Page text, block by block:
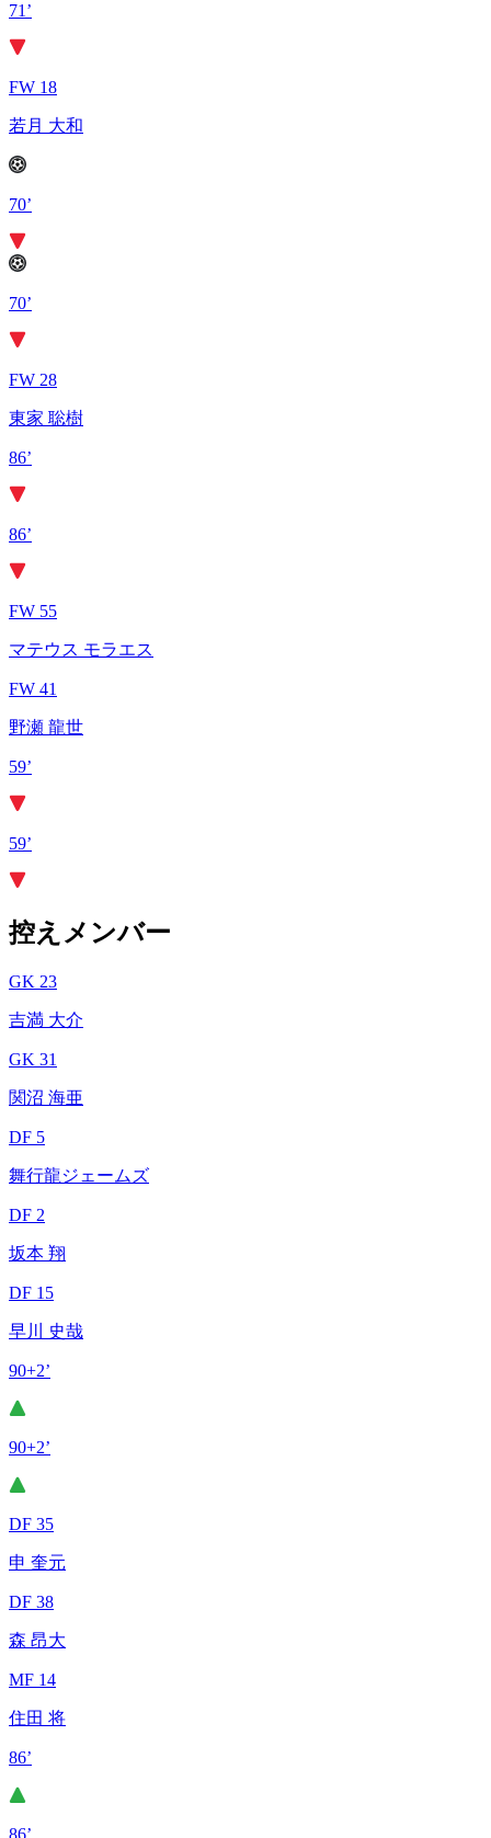
71’
FW 18
若月 大和
70’
70’
FW 28
東家 聡樹
86’
86’
FW 55
マテウス モラエス
FW 41
野瀬 龍世
59’
59’
控えメンバー
GK 23
吉満 大介
GK 31
関沼 海亜
DF 5
舞行龍ジェームズ
DF 2
坂本 翔
DF 15
早川 史哉
90+2’
90+2’
DF 35
申 奎元
DF 38
森 昂大
MF 14
住田 将
86’
86’